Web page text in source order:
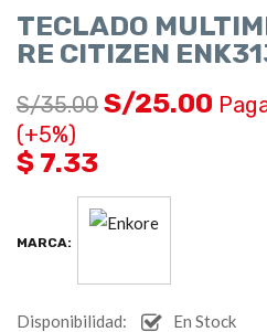
TECLADO
RE CITIZEN
S/35.00 S/25.00
(+5%)
$ 7.33
MARCA:
Disponibilidad: En Stock